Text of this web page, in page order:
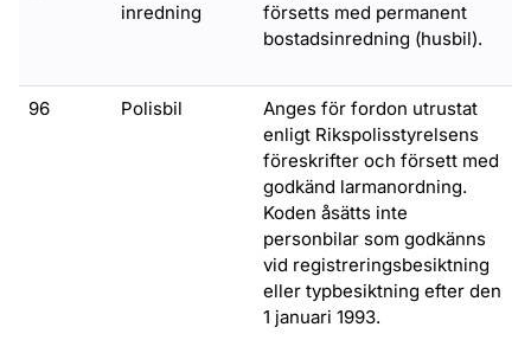
inredning
försetts med permanent
bostadsinredning (husbil).
96 Polisbil
Anges för fordon utrustat
enligt Rikspolisstyrelsens
föreskrifter och försett med
godkänd larmanordning.
Koden åsätts inte
personbilar som godkänns
vid registreringsbesiktning
eller typbesiktning efter den
1 januari 1993.